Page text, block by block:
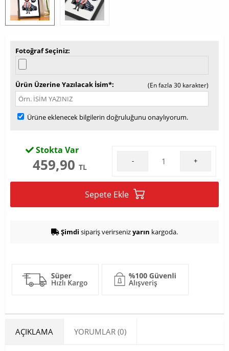
Fotoğraf Seçiniz
Ürün Üzerine Yazılacak İsim* (En fazla 30 karakter)
Ürüne eklenecek bilgilerin doğruluğunu onaylıyorum.
Stokta Var
459,90 TL
- +
Sepete Ekle
Şimdi sipariş verirsenizyarın kargoda.
AÇIKLAMA YORUMLAR (0)